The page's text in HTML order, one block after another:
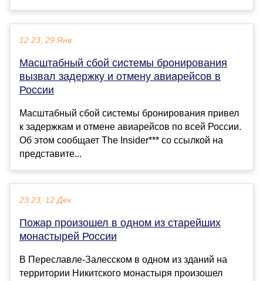
12:23, 29 Янв
Масштабный сбой системы бронирования
вызвал задержку и отмену авиарейсов в
России
Масштабный сбой системы бронирования привел
к задержкам и отмене авиарейсов по всей России.
Об этом сообщает The Insider*** со ссылкой на
представите...
23:23, 12 Дек
Пожар произошел в одном из старейших
монастырей России
В Переславле-Залесском в одном из зданий на
территории Никитского монастыря произошел